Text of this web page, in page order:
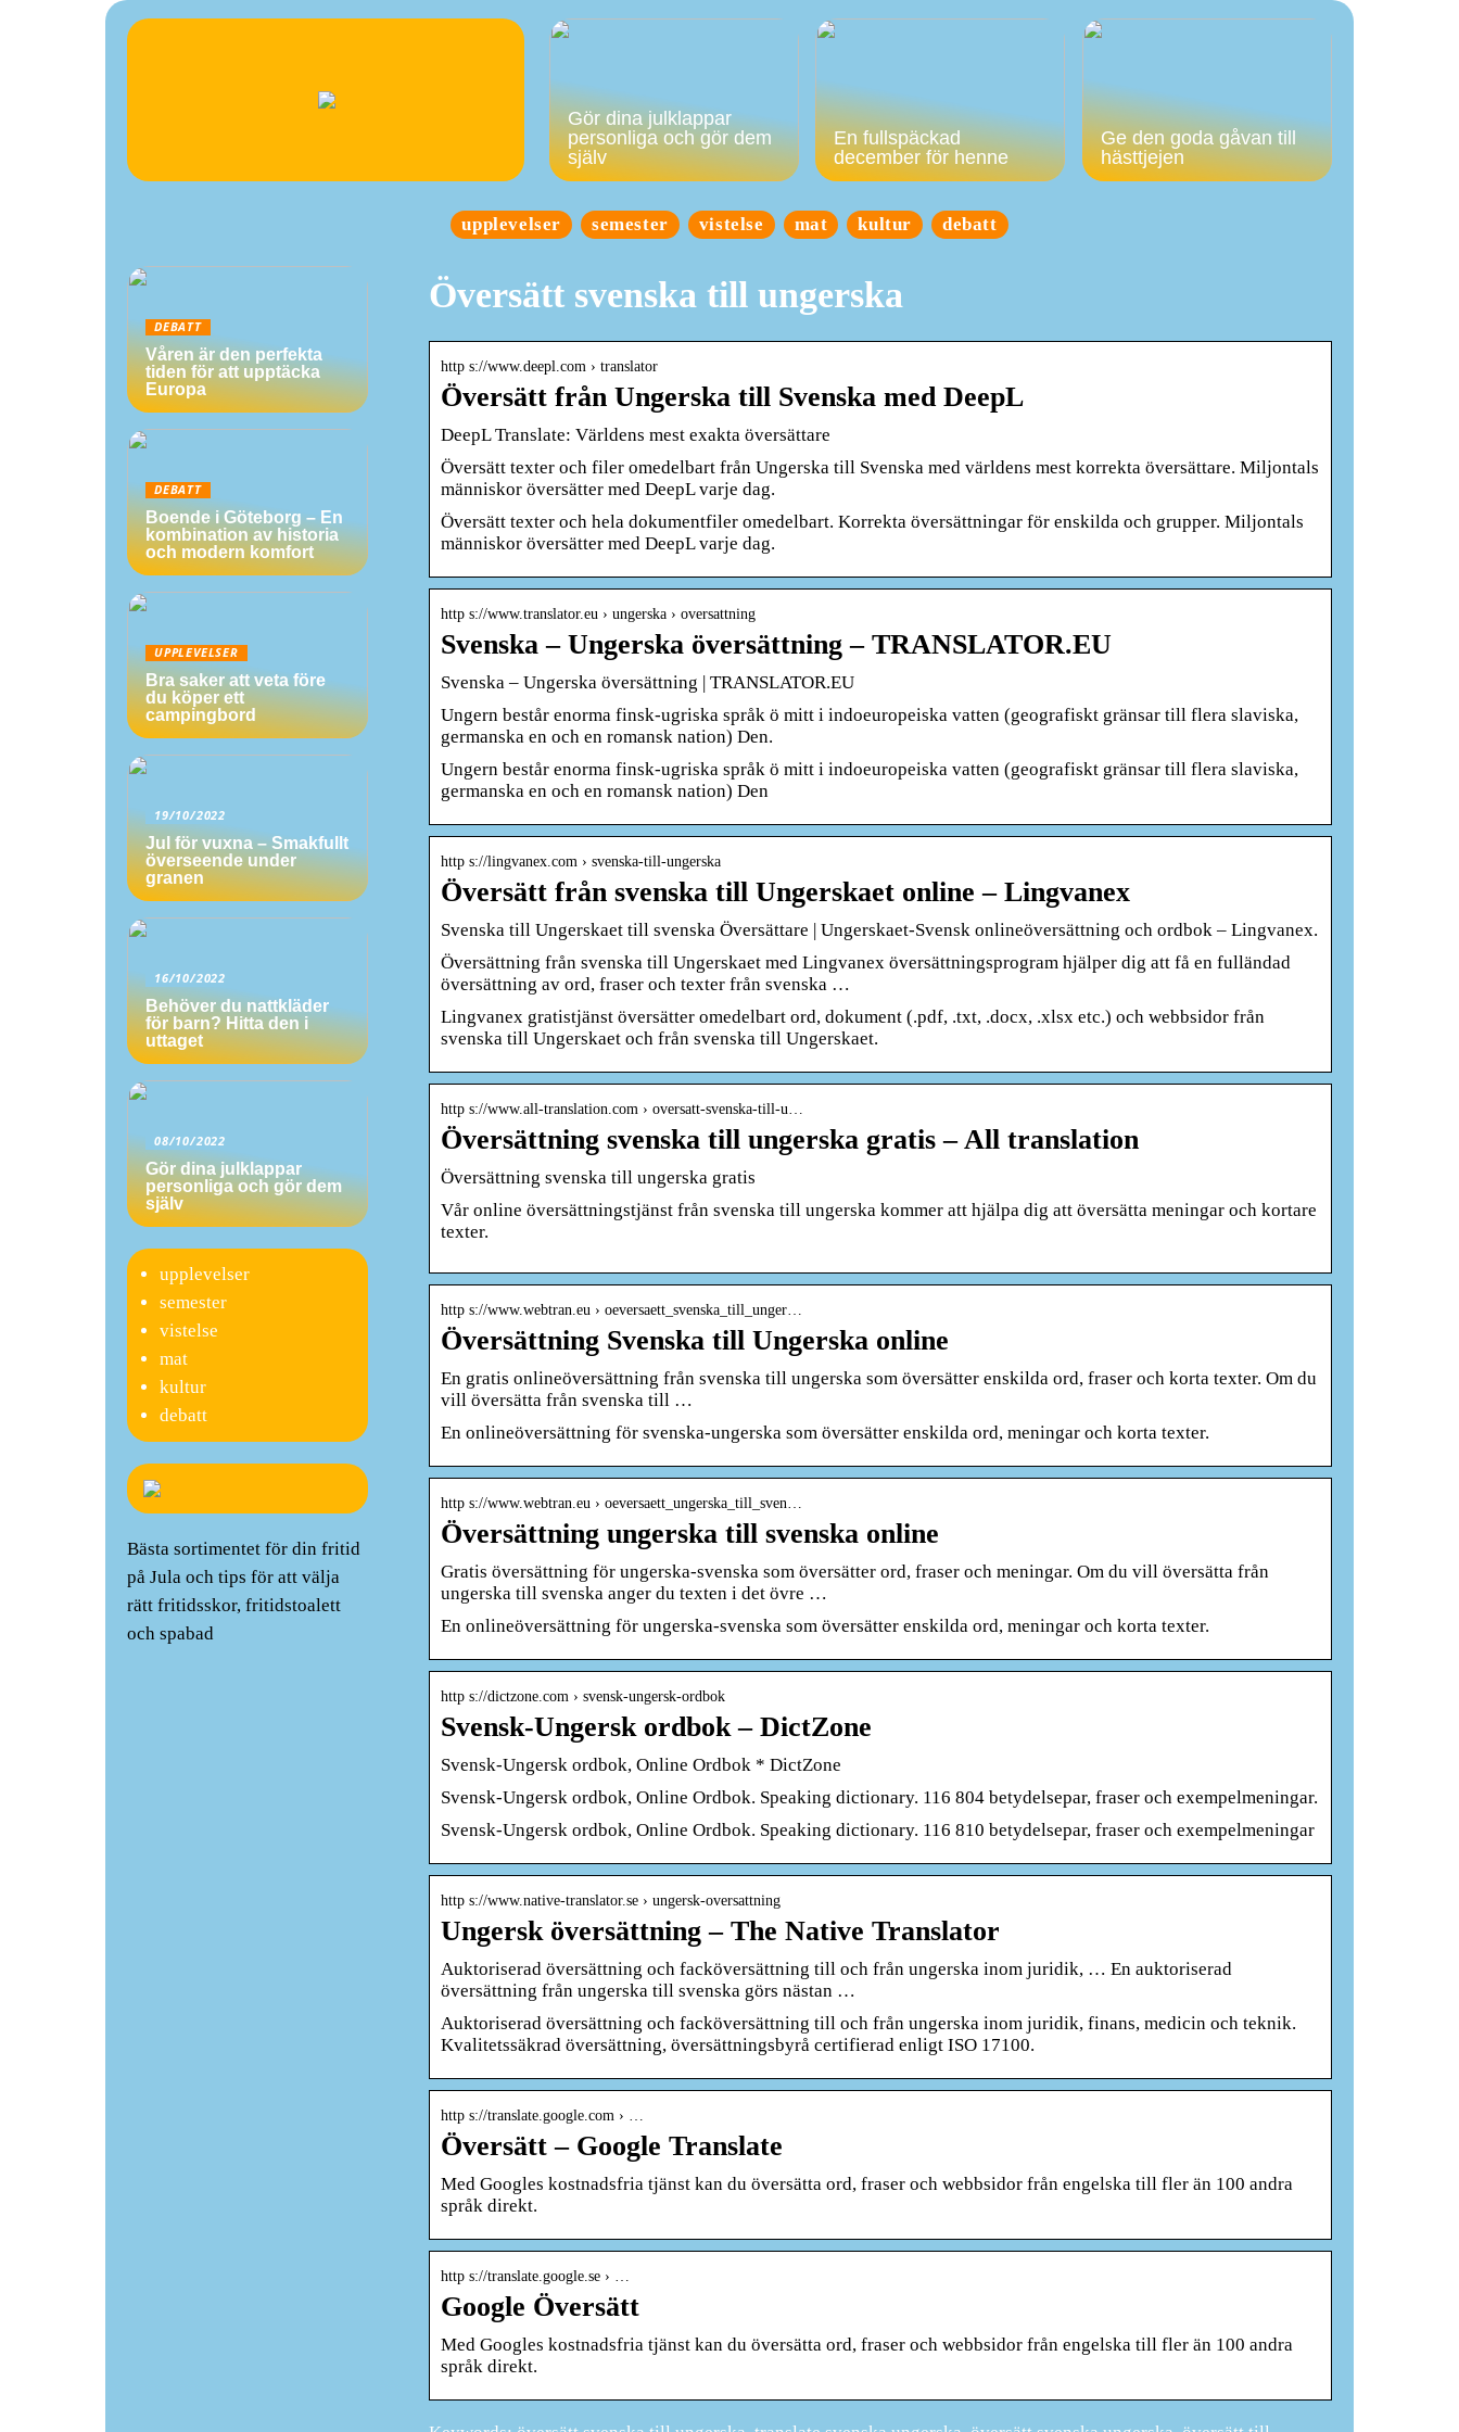
Gör dina julklappar
personliga och gör dem
själv
En fullspäckad
december för henne
Ge den goda gåvan till
hästtjejen
upplevelser semester vistelse mat kultur debatt
Översätt svenska till ungerska
http s://www.deepl.com › translator
Översätt från Ungerska till Svenska med DeepL
DeepL Translate: Världens mest exakta översättare
Översätt texter och filer omedelbart från Ungerska till Svenska med världens mest korrekta översättare. Miljontals
människor översätter med DeepL varje dag.
Översätt texter och hela dokumentfiler omedelbart. Korrekta översättningar för enskilda och grupper. Miljontals
människor översätter med DeepL varje dag.
http s://www.translator.eu › ungerska › oversattning
Svenska – Ungerska översättning – TRANSLATOR.EU
Svenska – Ungerska översättning | TRANSLATOR.EU
Ungern består enorma finsk-ugriska språk ö mitt i indoeuropeiska vatten (geografiskt gränsar till flera slaviska,
germanska en och en romansk nation) Den.
Ungern består enorma finsk-ugriska språk ö mitt i indoeuropeiska vatten (geografiskt gränsar till flera slaviska,
germanska en och en romansk nation) Den
http s://lingvanex.com › svenska-till-ungerska
Översätt från svenska till Ungerskaet online – Lingvanex
Svenska till Ungerskaet till svenska Översättare | Ungerskaet-Svensk onlineöversättning och ordbok – Lingvanex.
Översättning från svenska till Ungerskaet med Lingvanex översättningsprogram hjälper dig att få en fulländad
översättning av ord, fraser och texter från svenska …
Lingvanex gratistjänst översätter omedelbart ord, dokument (.pdf, .txt, .docx, .xlsx etc.) och webbsidor från
svenska till Ungerskaet och från svenska till Ungerskaet.
http s://www.all-translation.com › oversatt-svenska-till-u…
Översättning svenska till ungerska gratis – All translation
Översättning svenska till ungerska gratis
Vår online översättningstjänst från svenska till ungerska kommer att hjälpa dig att översätta meningar och kortare
texter.
http s://www.webtran.eu › oeversaett_svenska_till_unger…
Översättning Svenska till Ungerska online
En gratis onlineöversättning från svenska till ungerska som översätter enskilda ord, fraser och korta texter. Om du
vill översätta från svenska till …
En onlineöversättning för svenska-ungerska som översätter enskilda ord, meningar och korta texter.
http s://www.webtran.eu › oeversaett_ungerska_till_sven…
Översättning ungerska till svenska online
Gratis översättning för ungerska-svenska som översätter ord, fraser och meningar. Om du vill översätta från
ungerska till svenska anger du texten i det övre …
En onlineöversättning för ungerska-svenska som översätter enskilda ord, meningar och korta texter.
http s://dictzone.com › svensk-ungersk-ordbok
Svensk-Ungersk ordbok – DictZone
Svensk-Ungersk ordbok, Online Ordbok * DictZone
Svensk-Ungersk ordbok, Online Ordbok. Speaking dictionary. 116 804 betydelsepar, fraser och exempelmeningar.
Svensk-Ungersk ordbok, Online Ordbok. Speaking dictionary. 116 810 betydelsepar, fraser och exempelmeningar
http s://www.native-translator.se › ungersk-oversattning
Ungersk översättning – The Native Translator
Auktoriserad översättning och facköversättning till och från ungerska inom juridik, … En auktoriserad
översättning från ungerska till svenska görs nästan …
Auktoriserad översättning och facköversättning till och från ungerska inom juridik, finans, medicin och teknik.
Kvalitetssäkrad översättning, översättningsbyrå certifierad enligt ISO 17100.
http s://translate.google.com › …
Översätt – Google Translate
Med Googles kostnadsfria tjänst kan du översätta ord, fraser och webbsidor från engelska till fler än 100 andra
språk direkt.
http s://translate.google.se › …
Google Översätt
Med Googles kostnadsfria tjänst kan du översätta ord, fraser och webbsidor från engelska till fler än 100 andra
språk direkt.
DEBATT
Våren är den perfekta
tiden för att upptäcka
Europa
DEBATT
Boende i Göteborg – En
kombination av historia
och modern komfort
UPPLEVELSER
Bra saker att veta före
du köper ett
campingbord
19/10/2022
Jul för vuxna – Smakfullt
överseende under
granen
16/10/2022
Behöver du nattkläder
för barn? Hitta den i
uttaget
08/10/2022
Gör dina julklappar
personliga och gör dem
själv
upplevelser
semester
vistelse
mat
kultur
debatt
Bästa sortimentet för din fritid
på Jula och tips för att välja
rätt fritidsskor, fritidstoalett
och spabad